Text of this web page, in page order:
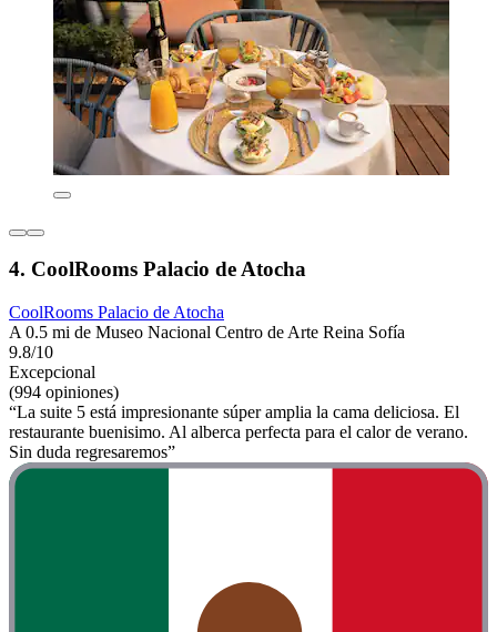
4. CoolRooms Palacio de Atocha
CoolRooms Palacio de Atocha
A 0.5 mi de Museo Nacional Centro de Arte Reina Sofía
9.8/10
Excepcional
(994 opiniones)
“La suite 5 está impresionante súper amplia la cama deliciosa. El
restaurante buenisimo. Al alberca perfecta para el calor de verano.
Sin duda regresaremos”